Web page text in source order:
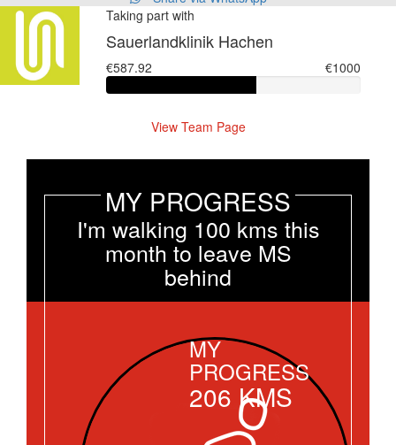
Taking part with
Sauerlandklinik Hachen
€587.92 €1000
View Team Page
MY PROGRESS
I'm walking 100 kms this
month to leave MS
behind
MY
PROGRESS
206 KMS